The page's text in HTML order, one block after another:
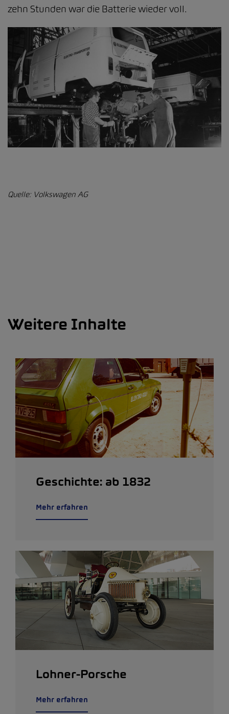
zehn Stunden war die Batterie wieder voll.
Quelle: Volkswagen AG
Weitere Inhalte
Geschichte: ab 1832
Mehr erfahren
Lohner-Porsche
Mehr erfahren